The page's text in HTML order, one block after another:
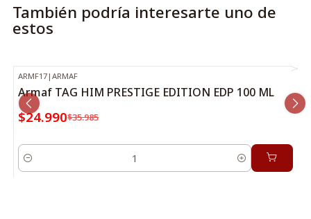
También podría interesarte uno de
estos
-31% OFF
ARMF17 |ARMAF
Armaf TAG HIM PRESTIGE EDITION EDP 100 ML
$24.990$35.985
Cantidad